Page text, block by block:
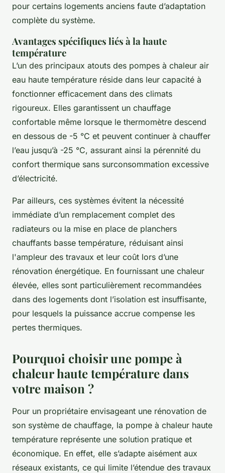
pour certains logements anciens faute d’adaptation
complète du système.
Avantages spécifiques liés à la haute
température
L’un des principaux atouts des pompes à chaleur air
eau haute température réside dans leur capacité à
fonctionner efficacement dans des climats
rigoureux. Elles garantissent un chauffage
confortable même lorsque le thermomètre descend
en dessous de -5 °C et peuvent continuer à chauffer
l’eau jusqu’à -25 °C, assurant ainsi la pérennité du
confort thermique sans surconsommation excessive
d’électricité.
Par ailleurs, ces systèmes évitent la nécessité
immédiate d’un remplacement complet des
radiateurs ou la mise en place de planchers
chauffants basse température, réduisant ainsi
l'ampleur des travaux et leur coût lors d’une
rénovation énergétique. En fournissant une chaleur
élevée, elles sont particulièrement recommandées
dans des logements dont l’isolation est insuffisante,
pour lesquels la puissance accrue compense les
pertes thermiques.
Pourquoi choisir une pompe à
chaleur haute température dans
votre maison ?
Pour un propriétaire envisageant une rénovation de
son système de chauffage, la pompe à chaleur haute
température représente une solution pratique et
économique. En effet, elle s’adapte aisément aux
réseaux existants, ce qui limite l’étendue des travaux